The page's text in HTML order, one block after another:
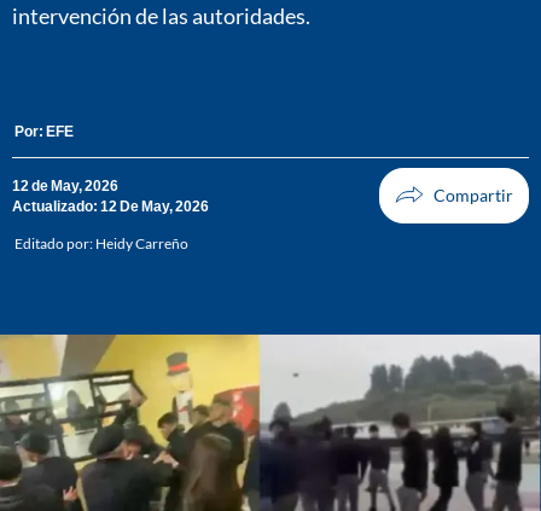
intervención de las autoridades.
Por: EFE
12 de May, 2026
Actualizado: 12 De May, 2026
Editado por: Heidy Carreño